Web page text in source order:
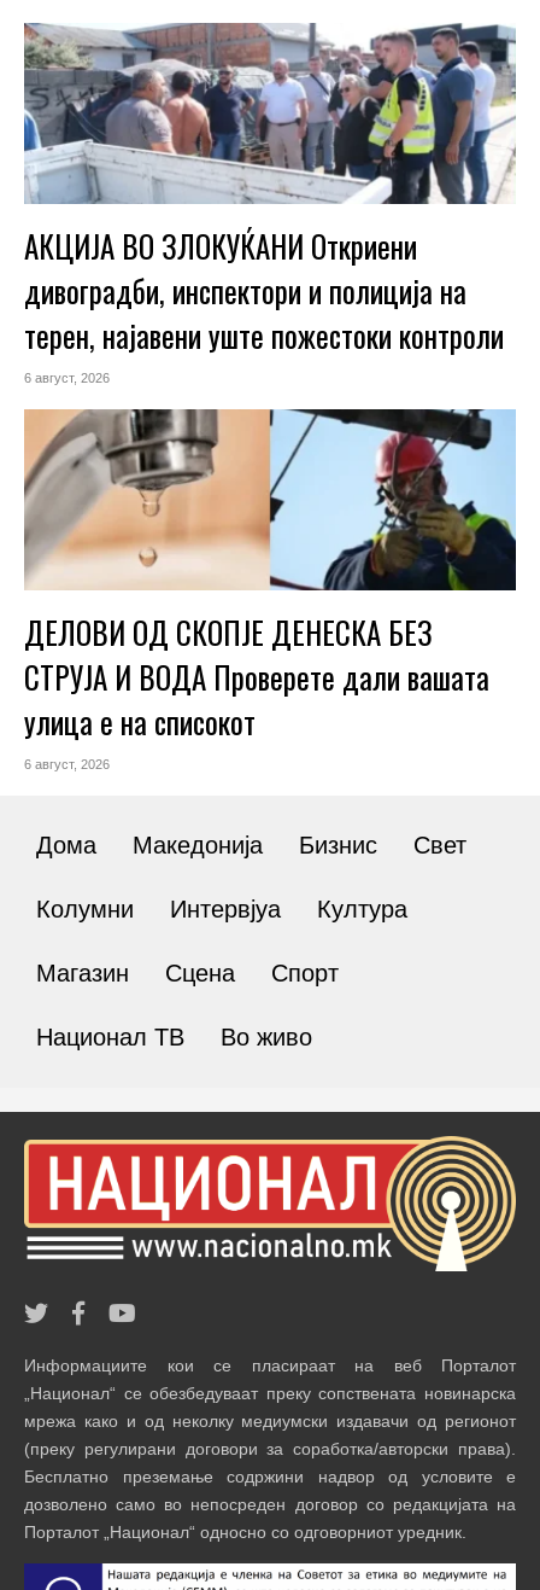
АКЦИЈА ВО ЗЛОКУЌАНИ Откриени
дивоградби, инспектори и полиција на
терен, најавени уште пожестоки контроли
6 август, 2026
ДЕЛОВИ ОД СКОПЈЕ ДЕНЕСКА БЕЗ
СТРУЈА И ВОДА Проверете дали вашата
улица е на списокот
6 август, 2026
Дома Македонија Бизнис Свет
Колумни Интервјуа Култура
Магазин Сцена Спорт
Национал ТВ Во живо
Информациите кои се пласираат на веб Порталот
„Национал“ се обезбедуваат преку сопствената новинарска
мрежа како и од неколку медиумски издавачи од регионот
(преку регулирани договори за соработка/авторски права).
Бесплатно преземање содржини надвор од условите е
дозволено само во непосреден договор со редакцијата на
Порталот „Национал“ односно со одговорниот уредник.